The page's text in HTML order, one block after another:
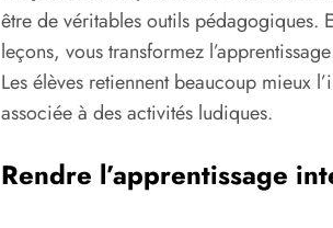
être de véritables outils pédagogiques.
leçons, vous transformez
Les élèves retiennent beaucoup mieux
associée à des activités ludiques.
Rendre l’apprentissage